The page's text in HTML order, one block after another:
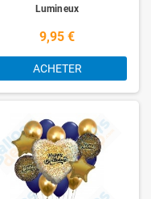
Lumineux
9,95 €
ACHETER